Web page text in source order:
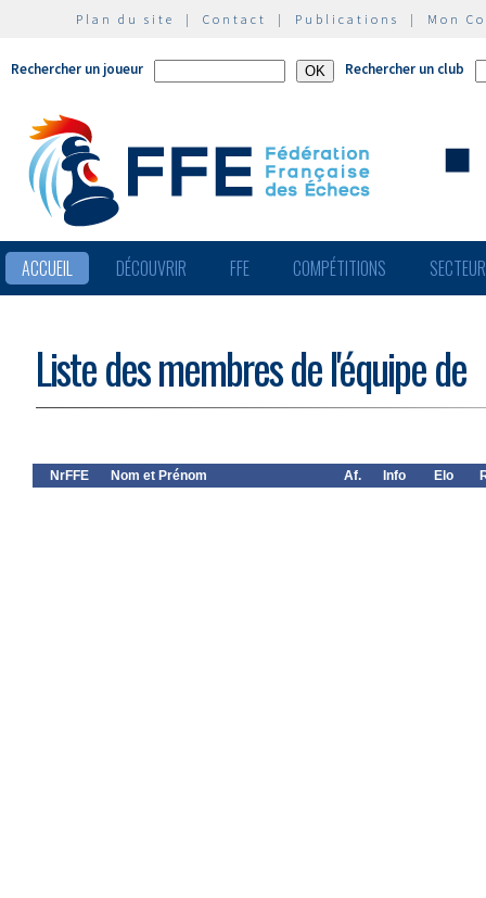
Plan du site | Contact | Publications | Mon
Rechercher un joueur Rechercher un club
ACCUEIL DÉCOUVRIR FFE COMPÉTITIONS
Liste des membres de l'équipe de
NrFFE Nom et Prénom Af. Info Elo